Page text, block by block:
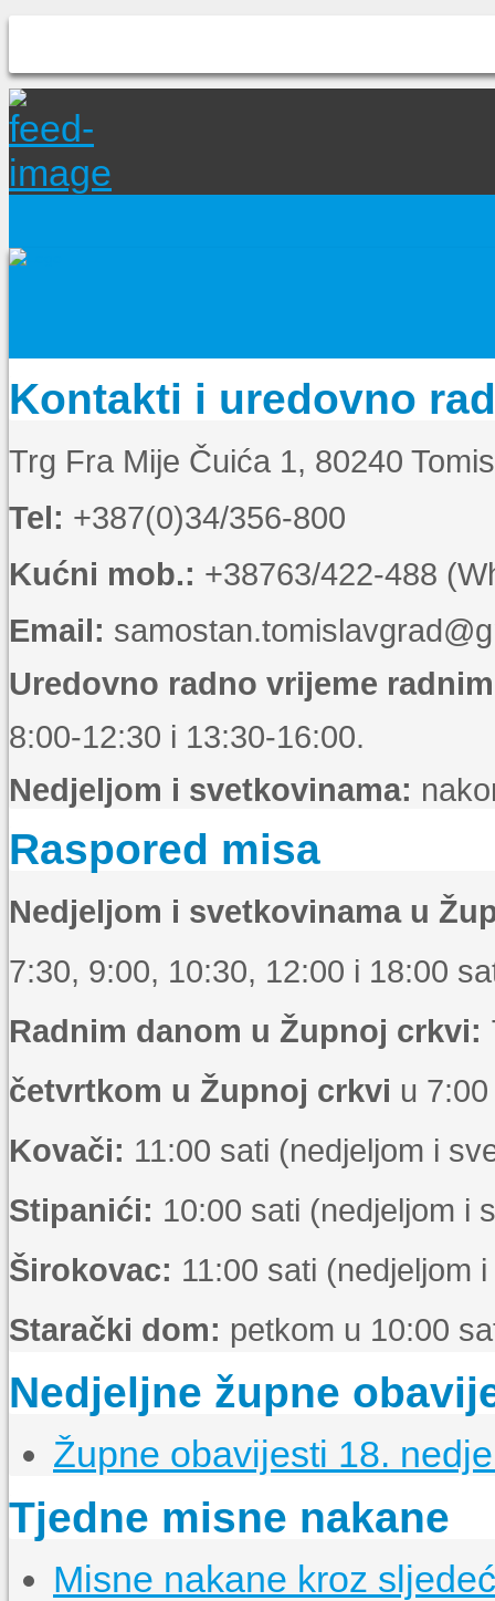
Kontakti i uredovno
Trg Fra Mije Čuića 1, 80240
Tel: +387(0)34/356-800
Kućni mob.: +38763/422-488
Email:
Uredovno radno vrijeme
8:00-12:30 i 13:30-16:00.
Nedjeljom i svetkovinama:
Raspored misa
Nedjeljom i svetkovinama u
7:30, 9:00, 10:30, 12:00 i 18:00
Radnim danom u Župnoj crkvi:
četvrtkom u Župnoj crkvi u
Kovači: 11:00 sati (nedjeljom i
Stipanići: 10:00 sati (nedjeljom i
Širokovac: 11:00 sati (nedjeljom
Starački dom: petkom u 10:00
Nedjeljne župne
Župne obavijesti 18.
Tjedne misne nakane
Misne nakane kroz